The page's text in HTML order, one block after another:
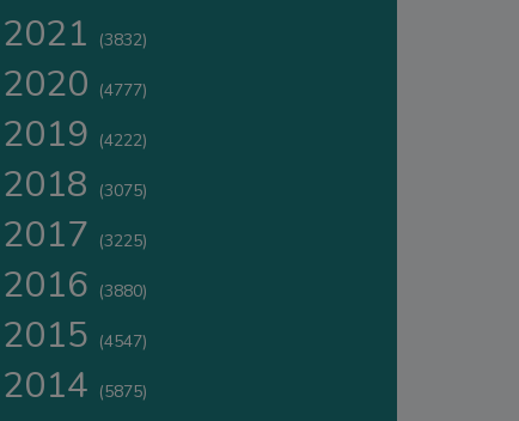
2021 (3832)
2020 (4777)
2019 (4222)
2018 (3075)
2017 (3225)
2016 (3880)
2015 (4547)
2014 (5875)